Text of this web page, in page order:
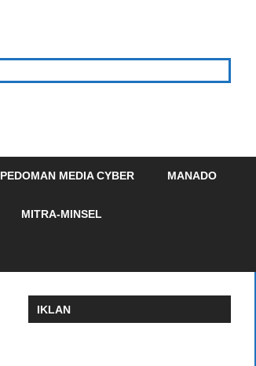
PEDOMAN MEDIA CYBER MANADO
MITRA-MINSEL
IKLAN